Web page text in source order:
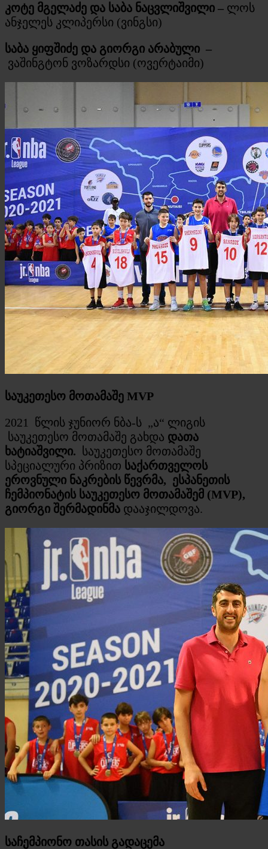
კოტე მგელაძე და საბა ნაცვლიშვილი – ლოს
ანჯელეს კლიპერსი (ვინგსი)
საბა ყიფშიძე და გიორგი არაბული –
ვაშინგტონ ვოზარდსი (ოვერტაიმი)
საუკეთესო მოთამაშე MVP
2021 წლის ჯუნიორ ნბა-ს „ა“ ლიგის
საუკეთესო მოთამაშე გახდა დათა
ხატიაშვილი. საუკეთესო მოთამაშე
სპეციალური პრიზით საქართველოს
ეროვნული ნაკრების წევრმა, ესპანეთის
ჩემპიონატის საუკეთესო მოთამაშემ (MVP),
გიორგი შერმადინმა დააჯილდოვა.
საჩემპიონო თასის გადაცემა